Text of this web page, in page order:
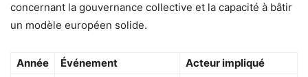
concernant la gouvernance collective et la capacité à bâtir
un modèle européen solide.
Année Événement Acteur impliqué